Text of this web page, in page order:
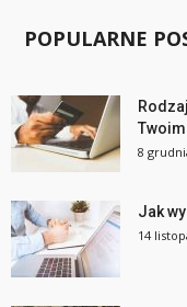
POPULARNE
8
Jak
14